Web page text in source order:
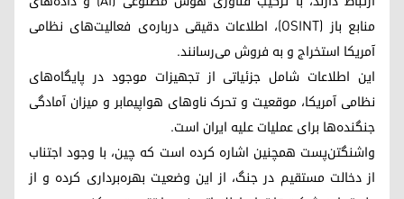
منابع باز (OSINT)، اطلاعات دقیقی درباره‌ی فعالیت‌های نظامی
آمریکا استخراج و به فروش می‌رسانند.
این اطلاعات شامل جزئیاتی از تجهیزات موجود در پایگاه‌های
نظامی آمریکا، موقعیت و تحرک ناوهای هواپیمابر و میزان آمادگی
جنگنده‌ها برای عملیات علیه ایران است.
واشنگتن‌پست همچنین اشاره کرده است که چین، با وجود اجتناب
از دخالت مستقیم در جنگ، از این وضعیت بهره‌برداری کرده و از